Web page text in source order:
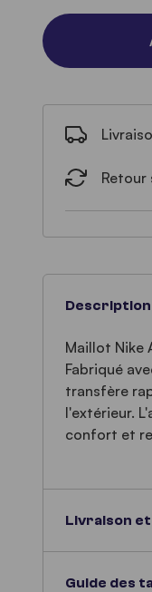
Retour
Description
Maillot Nike
Fabriqué
transfère
l'extérieur.
confort et
Livraison
Guide des